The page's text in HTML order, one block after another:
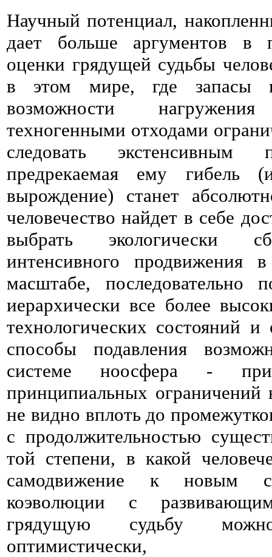
Научный потенциал,
дает больше аргументов в
оценки грядущей судьбы
в этом мире, где запасы
возможности
техногенными отходами
следовать
предрекаемая ему гибель
вырождение) станет
человечество найдет в себе
выбрать экологически
интенсивного продвижения
масштабе, последовательно
иерархически все более
технологических состояний
способы подавления
системе ноосфера -
принципиальных
не видно вплоть до
с продолжительностью
той степени, в какой
самодвижение к новым
коэволюции с
грядущую судьбу
оптимистически,